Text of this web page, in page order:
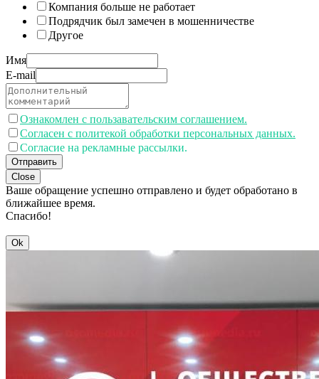
Компания больше не работает
Подрядчик был замечен в мошенничестве
Другое
Имя
E-mail
Ознакомлен с пользавательским соглашением.
Согласен с политекой обработки персональных данных.
Согласие на рекламные рассылки.
Отправить
Close
Ваше обращение успешно отправлено и будет обработано в
ближайшее время.
Спасибо!
Ok